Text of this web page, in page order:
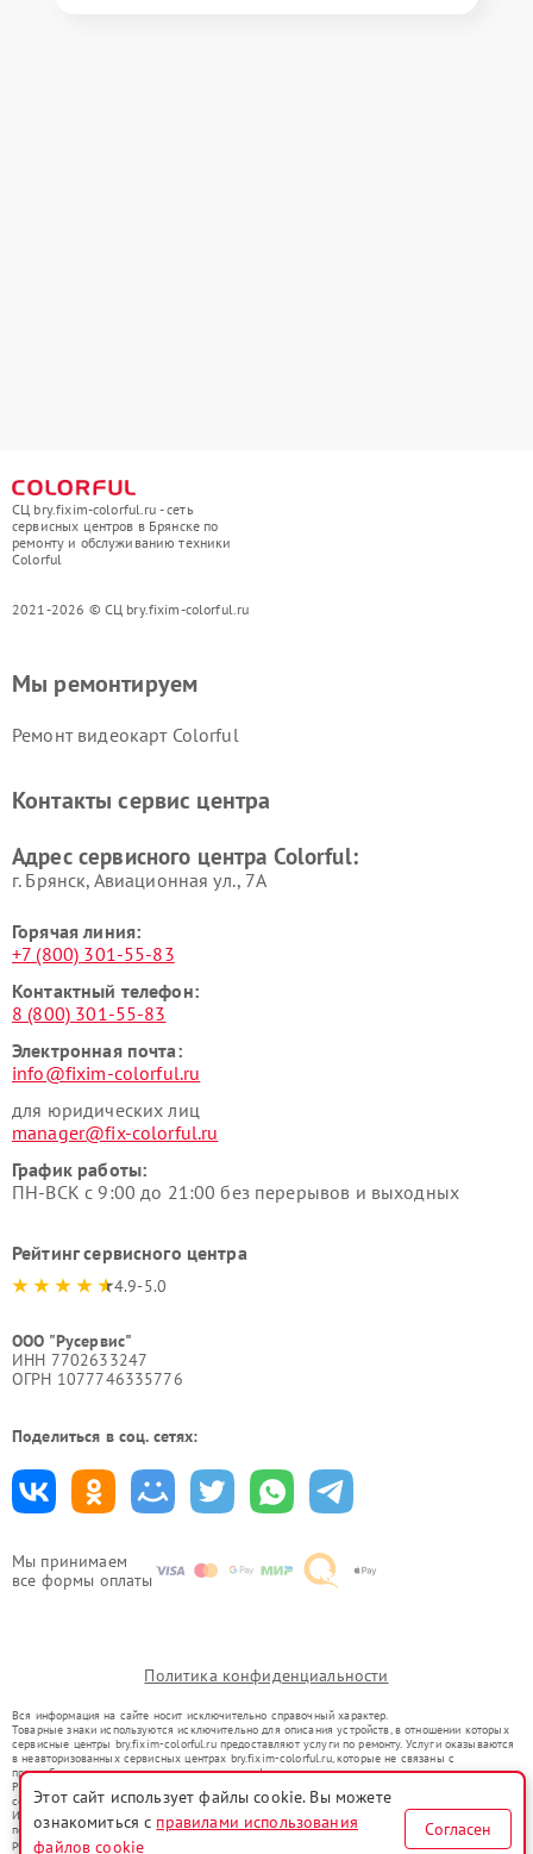
СЦ bry.fixim-colorful.ru - сеть
сервисных центров в Брянске по
ремонту и обслуживанию техники
Colorful
2021-2026 © СЦ bry.fixim-colorful.ru
Мы принимаем
все формы оплаты
Мы ремонтируем
Ремонт видеокарт Colorful
Контакты сервис центра
Адрес сервисного центра Colorful:
г. Брянск, Авиационная ул., 7А
Горячая линия:
+7 (800) 301-55-83
Контактный телефон:
8 (800) 301-55-83
Электронная почта:
info@fixim-colorful.ru
для юридических лиц
manager@fix-colorful.ru
График работы:
ПН-ВСК с 9:00 до 21:00 без перерывов и выходных
Рейтинг сервисного центра
4.9-5.0
ООО "Русервис"
ИНН 7702633247
ОГРН 1077746335776
Поделиться в соц. сетях:
Политика конфиденциальности
Вся информация на сайте носит исключительно справочный характер.
Товарные знаки используются исключительно для описания устройств, в отношении которых
сервисные центры bry.fixim-colorful.ru предоставляют услуги по ремонту. Услуги оказываются
в неавторизованных сервисных центрах bry.fixim-colorful.ru, которые не связаны с
правообладателями товарных знаков или их официальными представителями.
Ремонт осуществляется для устройств, уже введенных в гражданский оборот в соответствии
со статьей 1487 ГК РФ.
Использование товарных знаков не преследует цели индивидуализации услуг или введения
потребителей в заблуждение, а служит для информирования о предоставляемых услугах по
ремонту техники указанных брендов.
Этот сайт использует файлы cookie. Вы можете
ознакомиться с правилами использования
файлов cookie
Согласен